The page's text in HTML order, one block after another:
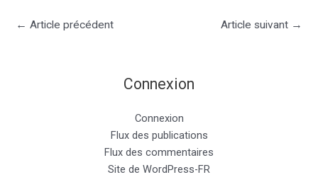
← Article précédent Article suivant →
Connexion
Connexion
Flux des publications
Flux des commentaires
Site de WordPress-FR